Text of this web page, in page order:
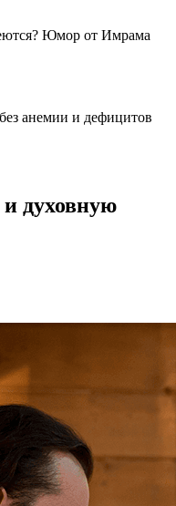
Юмор от Имрама
анемии и дефицитов
духовную